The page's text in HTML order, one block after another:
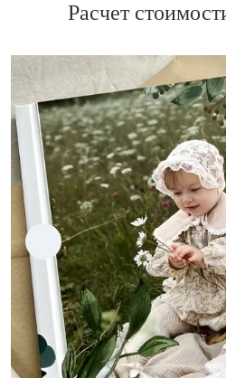
Расчет